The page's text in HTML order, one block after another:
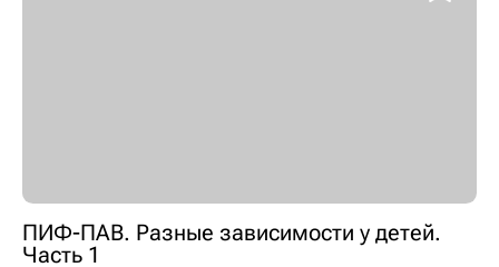
ПИФ-ПАВ. Разные зависимости у детей.
Часть 1